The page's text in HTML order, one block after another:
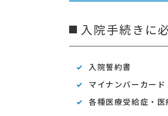
入院手続きに
入院誓約書
マイナンバーカード
各種医療受給症・